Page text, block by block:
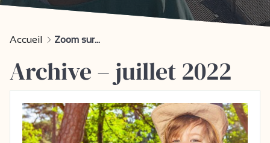
Accueil Zoom sur...
Archive – juillet 2022